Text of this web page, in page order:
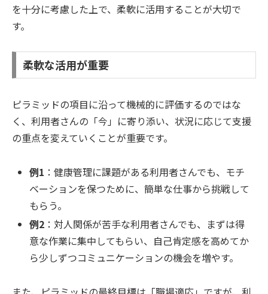
を十分に考慮した上で、柔軟に活用することが大切で
す。
柔軟な活用が重要
ピラミッドの項目に沿って機械的に評価するのではな
く、利用者さんの「今」に寄り添い、状況に応じて支援
の重点を変えていくことが重要です。
例1 ：健康管理に課題がある利用者さんでも、モチ
ベーションを保つために、簡単な仕事から挑戦して
もらう。
例2 ：対人関係が苦手な利用者さんでも、まずは得
意な作業に集中してもらい、自己肯定感を高めてか
ら少しずつコミュニケーションの機会を増やす。